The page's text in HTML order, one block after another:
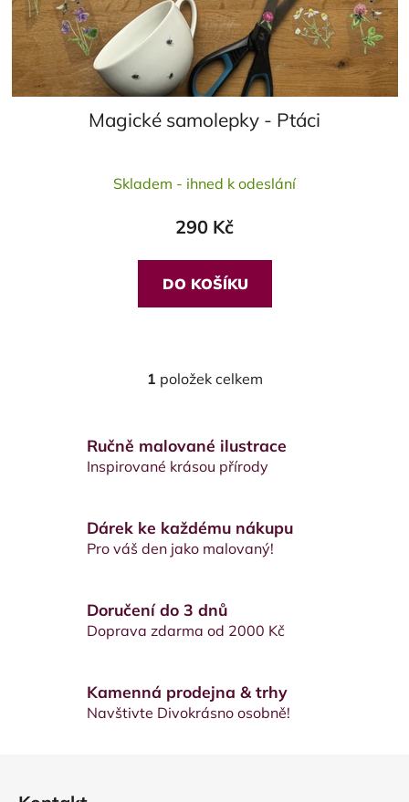
Magické samolepky - Ptáci
hodnocení
je
4,0
z
5
Skladem - ihned k odeslání
290 Kč
DO KOŠÍKU
O
á
d
í
p
k
y
p
i
1 položek celkem
Ručně malované ilustrace
Inspirované krásou přírody
Dárek ke každému nákupu
Pro váš den jako malovaný!
Doručení do 3 dnů
Doprava zdarma od 2000 Kč
Kamenná prodejna & trhy
Navštivte Divokrásno osobně!